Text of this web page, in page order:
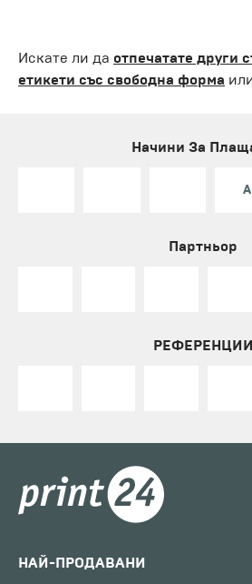
Искате ли да отпечатате други
етикети със свободна форма
Начини За
Партньор
РЕФЕРЕНЦИИ
НАЙ-ПРОДАВАНИ